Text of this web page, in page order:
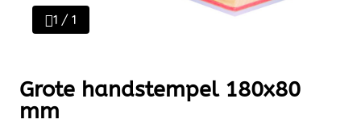
1 / 1
Grote handstempel 180x80
mm